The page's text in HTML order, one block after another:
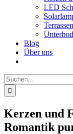
LED
Blog
Über uns
Suche
nach:
Kerzen und
Romantik